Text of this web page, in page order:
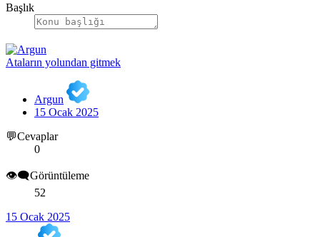
Başlık
Ataların yolundan gitmek
Argun
15 Ocak 2025
💬Cevaplar
0
👁️‍🗨️Görüntüleme
52
15 Ocak 2025